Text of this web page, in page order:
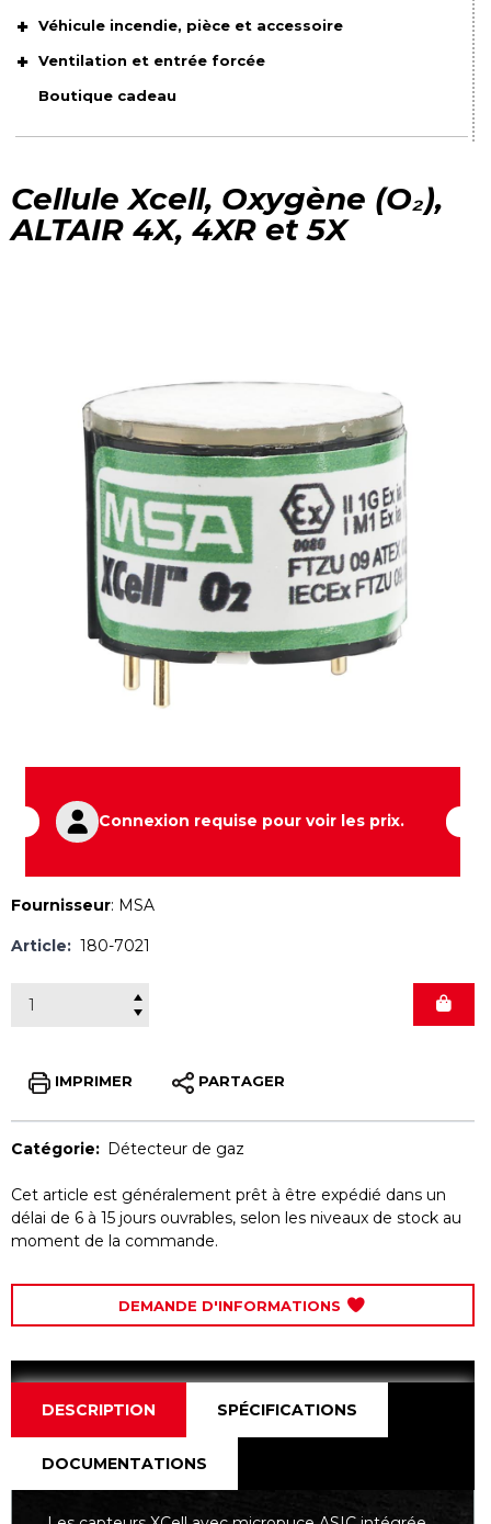
Véhicule incendie, pièce et accessoire
Ventilation et entrée forcée
Boutique cadeau
Cellule Xcell, Oxygène (O₂),
ALTAIR 4X, 4XR et 5X
Connexion requise pour voir les prix.
Fournisseur: MSA
Article: 180-7021
IMPRIMER PARTAGER
Catégorie: Détecteur de gaz
Cet article est généralement prêt à être expédié dans un
délai de 6 à 15 jours ouvrables, selon les niveaux de stock au
moment de la commande.
DEMANDE D'INFORMATIONS
DESCRIPTION SPÉCIFICATIONS
DOCUMENTATIONS